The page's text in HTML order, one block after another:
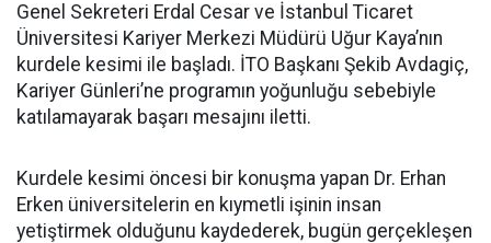
Genel Sekreteri Erdal Cesar ve İstanbul Ticaret
Üniversitesi Kariyer Merkezi Müdürü Uğur Kaya’nın
kurdele kesimi ile başladı. İTO Başkanı Şekib Avdagiç,
Kariyer Günleri’ne programın yoğunluğu sebebiyle
katılamayarak başarı mesajını iletti.
Kurdele kesimi öncesi bir konuşma yapan Dr. Erhan
Erken üniversitelerin en kıymetli işinin insan
yetiştirmek olduğunu kaydederek, bugün gerçekleşen